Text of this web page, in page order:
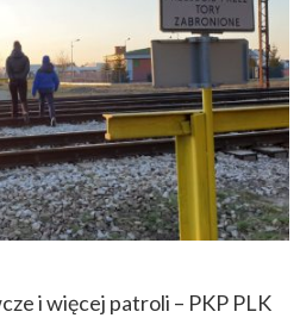
i więcej patroli – PKP PLK